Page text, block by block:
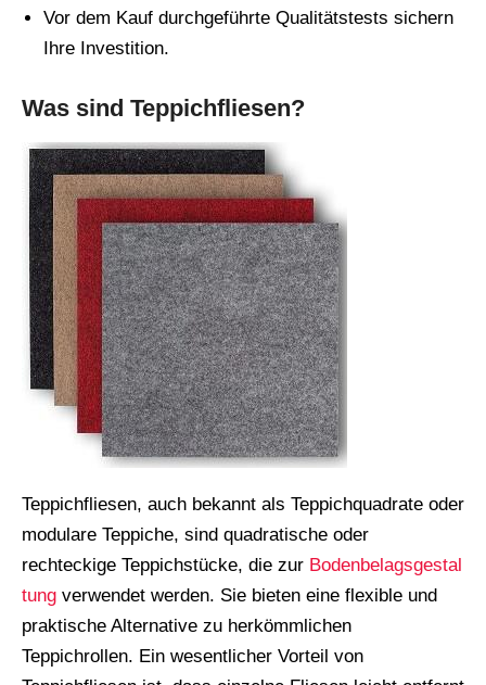
Vor dem Kauf durchgeführte Qualitätstests sichern
Ihre Investition.
Was sind Teppichfliesen?
Teppichfliesen, auch bekannt als Teppichquadrate oder
modulare Teppiche, sind quadratische oder
rechteckige Teppichstücke, die zur Bodenbelagsgestal
tung verwendet werden. Sie bieten eine flexible und
praktische Alternative zu herkömmlichen
Teppichrollen. Ein wesentlicher Vorteil von